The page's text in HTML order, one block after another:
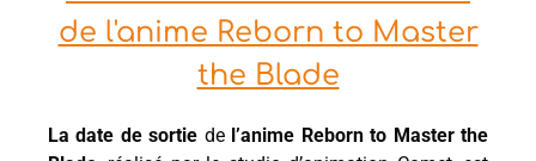
de l'anime Reborn to Master
the Blade
La date de sortie de l’anime Reborn to Master the